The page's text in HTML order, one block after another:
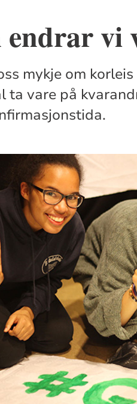
endrar vi
mykje om
ta vare på